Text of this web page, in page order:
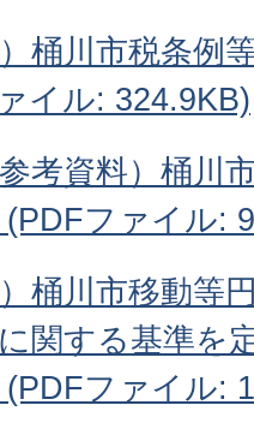
）桶川市税条例
イル: 324.9KB)
参考資料）桶川
ファイル:
）桶川市移動等
関する基準を
ファイル: